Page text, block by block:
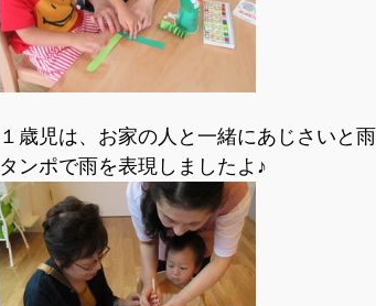
１歳児は、お家の人と一緒にあじさいと
タンポで雨を表現しましたよ♪